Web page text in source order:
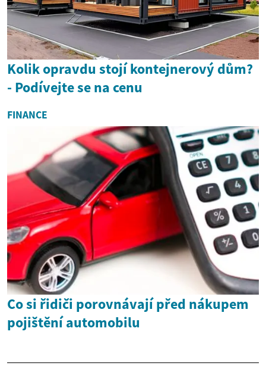
Kolik opravdu stojí kontejnerový dům?
- Podívejte se na cenu
FINANCE
Co si řidiči porovnávají před nákupem
pojištění automobilu